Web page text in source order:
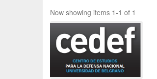
Now showing items 1-1 of 1